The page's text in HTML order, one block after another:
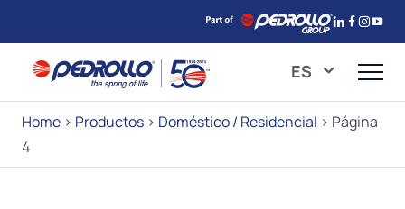
ES
Home > Productos > Doméstico / Residencial > Página
4